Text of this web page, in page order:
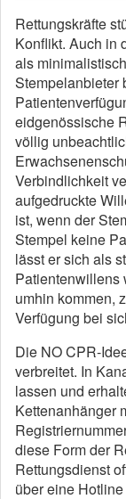
Rettungskräfte
Konflikt. Auch in
als
Stempelanbieter
eidgenössische
völlig
Verbindlichkeit
aufgedruckte
ist, wenn der
Stempel keine
lässt er sich als
Patientenwillens
umhin kommen,
Verfügung bei
Die NO CPR-
verbreitet. In
lassen und
Kettenanhänger
diese Form der
Rettungsdienst
über eine